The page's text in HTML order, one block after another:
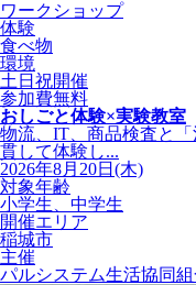
ワークショップ
体験
食べ物
環境
土日祝開催
参加費無料
おしごと体験×実験教室
物流、IT、商品検査と
貫して体験し...
2026年8月20日(木)
対象年齢
小学生、中学生
開催エリア
稲城市
主催
パルシステム生活協同